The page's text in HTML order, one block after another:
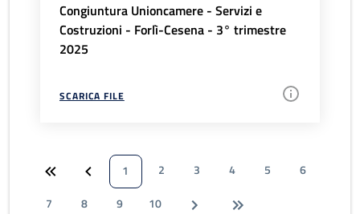
Congiuntura Unioncamere - Servizi e
Costruzioni - Forlì-Cesena - 3° trimestre
2025
SCARICA FILE
1 2 3 4 5
6
7
8 9 10